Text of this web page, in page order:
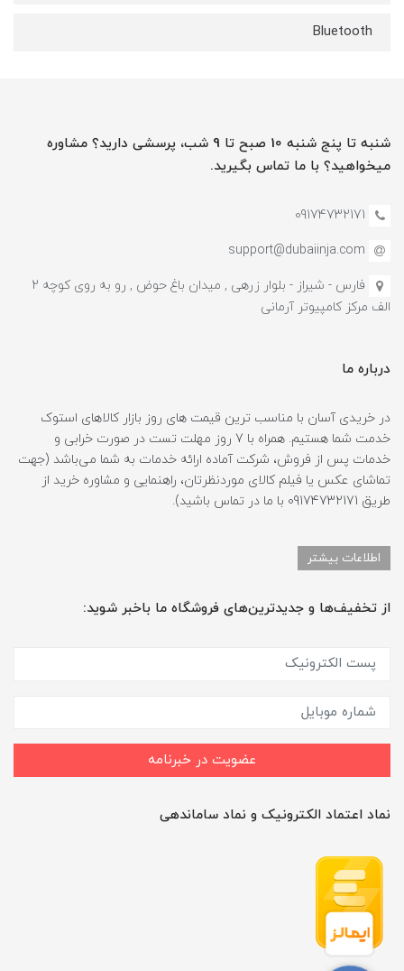
Bluetooth
شنبه تا پنج شنبه 10 صبح تا 9 شب، پرسشی دارید؟ مشاوره
میخواهید؟ با ما تماس بگیرید.
09174732171
support@dubaiinja.com
فارس - شیراز - بلوار زرهی , میدان باغ حوض , رو به روی کوچه 2
الف مرکز کامپیوتر آرمانی
درباره ما
در خریدی آسان با مناسب ترین قیمت های روز بازار کالاهای استوک
خدمت شما هستیم. همراه با 7 روز مهلت تست در صورت خرابی و
خدمات پس از فروش، شرکت آماده ارائه خدمات به شما می‌باشد (جهت
تماشای عکس یا فیلم کالای موردنظرتان، راهنمایی و مشاوره خرید از
طریق 09174732171 با ما در تماس باشید).
اطلاعات بیشتر
از تخفیف‌ها و جدیدترین‌های فروشگاه ما باخبر شوید:
عضویت در خبرنامه
نماد اعتماد الکترونیک و نماد ساماندهی